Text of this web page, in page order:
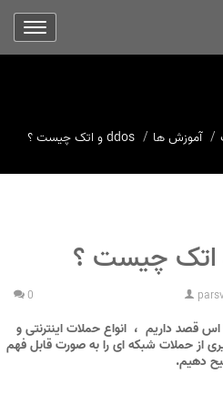
آموزش ها ddos و اتک چیست ؟
0
قصد داریم ، انواع حملات اینترنتی و
از حملات شبکه ای را به صورت قابل فهم
دهیم.